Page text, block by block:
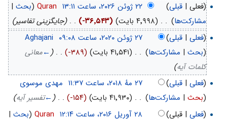
(فعلی | قبلی)
‏
Quran
(بحث|
مشارکت‌ها)
. . (۴٬۹۹۸ بایت) (-۳۶٬۵۴۳) . . (جایگزینی تفاسیر)
(فعلی| قبلی)
Aghajani
(بحث| مشارکت‌ها)
. . (۴۱٬۵۴۱ بایت) (-۳۸۹)‏
. .
(
←معانی
کلمات آیه)
(فعلی| قبلی)
‏ مهدی موسوی
(بحث| مشارکت‌ها)
. . (۴۱٬۹۳۰ بایت) (-۱۵۴)‏
. .
(
←تفسیر آیه)
(فعلی| قبلی) ‏
Quran
(بحث|